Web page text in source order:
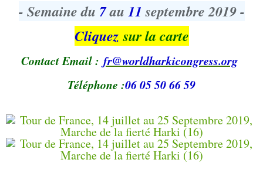
- Semaine du 7au 11septembre 2019 -
Cliquez sur la carte
Contact Email : fr@worldharkicongress.org
Téléphone :06 05 50 66 59